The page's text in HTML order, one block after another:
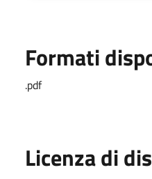
Formati
.pdf
Licenza di